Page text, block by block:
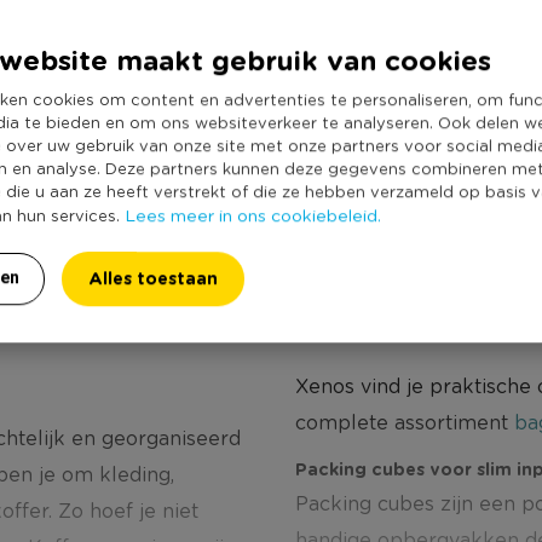
maakt gebruik van cookies
cookies om content en advertenties te personaliseren, om
te bieden en om ons websiteverkeer te analyseren. Ook delen
uw gebruik van onze site met onze partners voor social
en analyse. Deze partners kunnen deze gegevens combineren
u aan ze heeft verstrekt of die ze hebben verzameld op basis
hun services. Lees meer in ons cookiebeleid.
Alles toestaan
4,99
en georganiseerd
je om kleding,
Zo hoef je niet
Xenos vind je
complete assortiment
Packing cubes voor slim
Packing cubes zijn een